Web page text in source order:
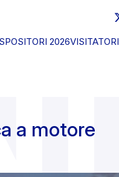
2026VISITATORI
a motore